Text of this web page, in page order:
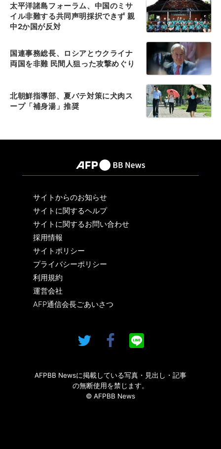
太平洋諸島フォーラム、中国のミサ
イル非難する共同声明採択できず 親
中2か国が反対
国連事務総長、ロシアとウクライナ
両国を非難 民間人狙った攻撃めぐり
北朝鮮指導部、夏バテ対策に犬肉ス
ープ「補身湯」推奨
サイトからのお知らせ
サイトに関するヘルプ
サイトに関するお問い合わせ
採用情報
サイトポリシー
プライバシーポリシー
利用規約
運営会社
AFP通信会長ごあいさつ
AFPBB Newsに掲載している写真・見出し・記事
の無断使用を禁じます。
© AFPBB News